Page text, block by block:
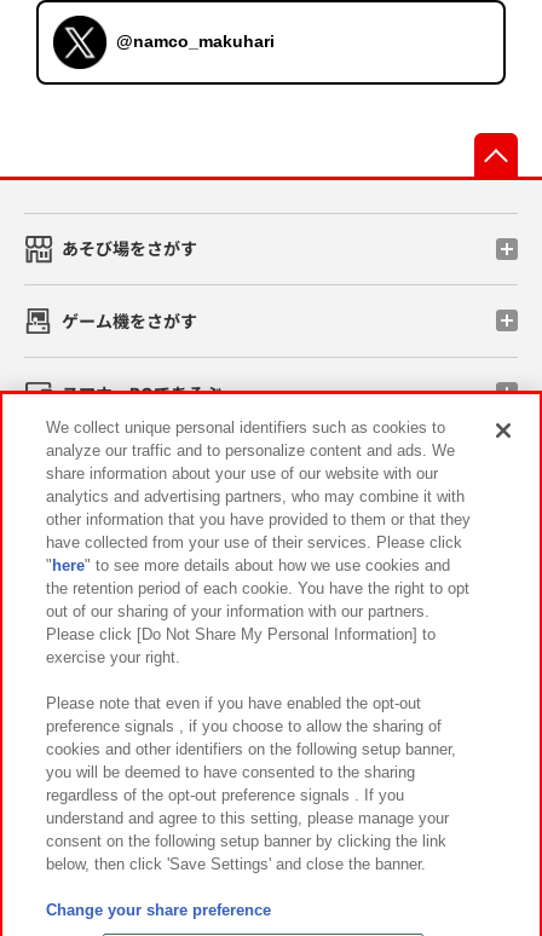
@namco_makuhari
あそび場をさがす
ゲーム機をさがす
スマホ・PCであそぶ
イベント・キャンペーン
関連会社 サステナビリティ サイトポリシー
プライバシーポリシー ウェブアクセシビリティ方針と検証結果
お取引先さまとともに
カスタマーハラスメント対応方針 よくあるご質問・お問い合わせ
©Bandai Namco Amusement Inc.
©Bandai Namco Amusement Lab Inc.
We collect unique personal identifiers such as cookies to
analyze our traffic and to personalize content and ads. We
share information about your use of our website with our
analytics and advertising partners, who may combine it with
other information that you have provided to them or that they
have collected from your use of their services. Please click
" here" to see more details about how we use cookies and
the retention period of each cookie. You have the right to opt
out of our sharing of your information with our partners.
Please click [Do Not Share My Personal Information] to
exercise your right.
Please note that even if you have enabled the opt-out
preference signals , if you choose to allow the sharing of
cookies and other identifiers on the following setup banner,
you will be deemed to have consented to the sharing
regardless of the opt-out preference signals . If you
understand and agree to this setting, please manage your
consent on the following setup banner by clicking the link
below, then click 'Save Settings' and close the banner.
Change your share preference